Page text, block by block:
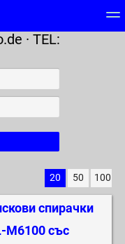
RSS Feed
· TEL:
20 50 100
спирачки
M6100 със